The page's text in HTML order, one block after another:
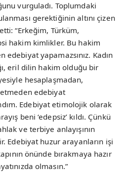
vurguladı. Toplumdaki
gerektiğinin altını çizen
“Erkeğim, Türküm,
hakim kimlikler. Bu hakim
yapamazsınız. Kadın
eril dilin hakim olduğu bir
hesaplaşmadan,
edebiyat
Edebiyat etimolojik olarak
beni ‘edepsiz’ kıldı. Çünkü
ve terbiye anlayışının
Edebiyat huzur arayanların işi
önünde bırakmaya hazır
olmasın.”